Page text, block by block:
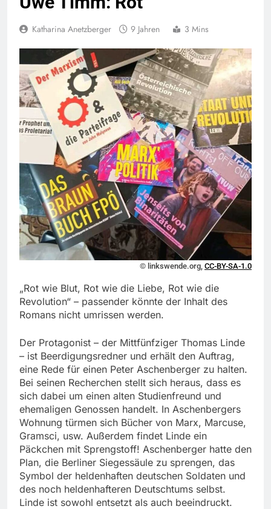
Katharina Anetzberger 9 Jahren 3 Mins
© linkswende.org, CC-BY-SA-1.0
„Rot wie Blut, Rot wie die Liebe, Rot wie die
Revolution“ – passender könnte der Inhalt des
Romans nicht umrissen werden.
Der Protagonist – der Mittfünfziger Thomas Linde
– ist Beerdigungsredner und erhält den Auftrag,
eine Rede für einen Peter Aschenberger zu halten.
Bei seinen Recherchen stellt sich heraus, dass es
sich dabei um einen alten Studienfreund und
ehemaligen Genossen handelt. In Aschenbergers
Wohnung türmen sich Bücher von Marx, Marcuse,
Gramsci, usw. Außerdem findet Linde ein
Päckchen mit Sprengstoff! Aschenberger hatte den
Plan, die Berliner Siegessäule zu sprengen, das
Symbol der heldenhaften deutschen Soldaten und
des noch heldenhafteren Deutschtums selbst.
Linde ist sowohl entsetzt als auch beeindruckt.